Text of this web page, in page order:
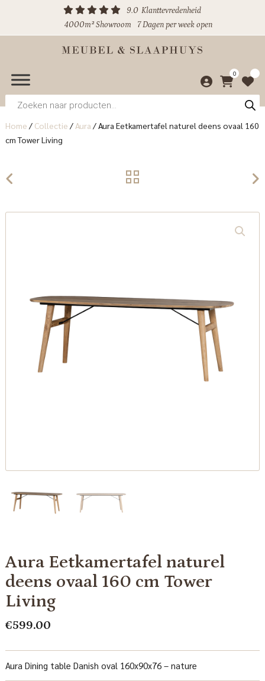
9.0 Klanttevredenheid
4000m² Showroom
7 Dagen per week open
0
Producten
zoeken
Home / Collectie / Aura /Aura Eetkamertafel naturel deens ovaal 160
cm Tower Living
Aura Eetkamertafel naturel
deens ovaal 160 cm Tower
Living
€599.00
Aura Dining table Danish oval 160x90x76 – nature